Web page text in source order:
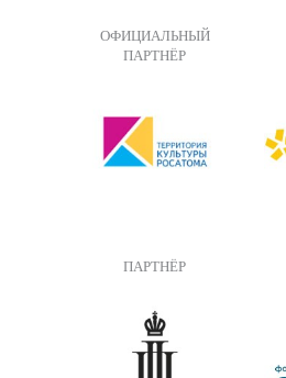
ОФИЦИАЛЬНЫЙ
ПАРТНЁР
ПАРТНЁР